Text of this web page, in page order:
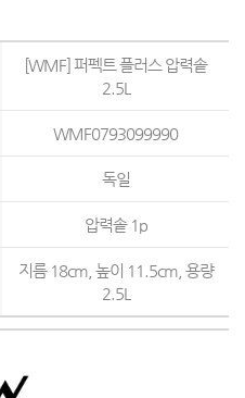
[WMF] 퍼펙트 플러스 압력솥
2.5L
WMF0793099990
독일
압력솥 1p
지름 18cm, 높이 11.5cm, 용량
2.5L